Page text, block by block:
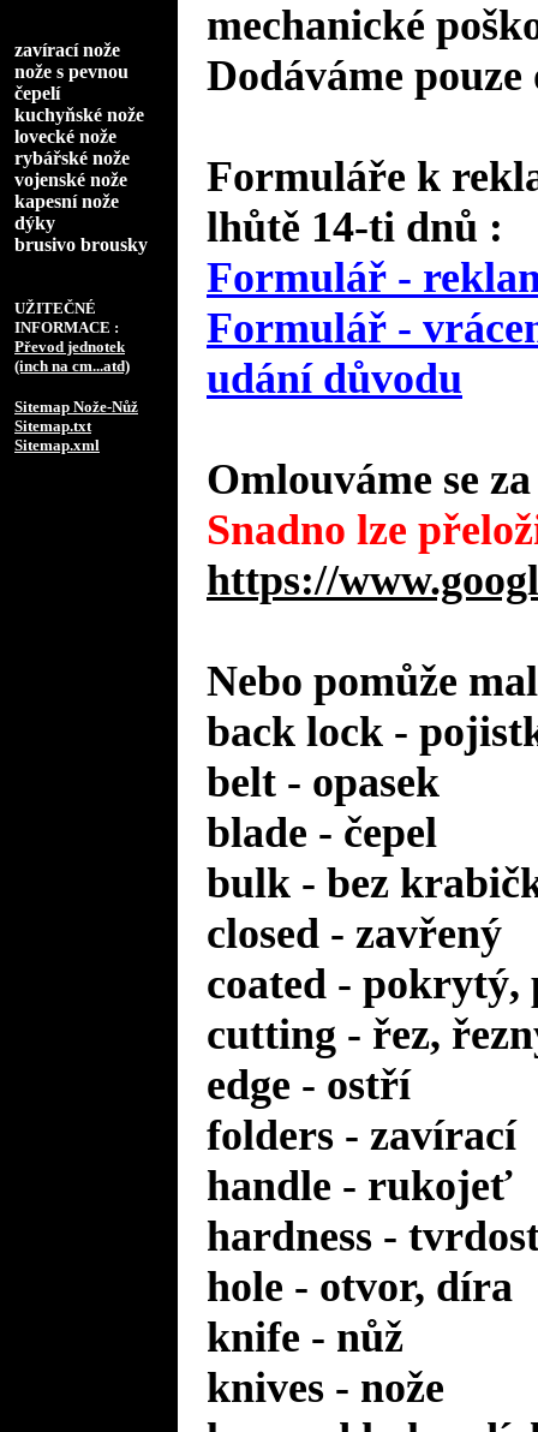
zavírací nože
nože s pevnou
čepelí
kuchyňské nože
lovecké nože
rybářské nože
vojenské nože
kapesní nože
dýky
brusivo brousky
UŽITEČNÉ
INFORMACE :
Převod jednotek
(inch na cm...atd)
Sitemap Nože-Nůž
Sitemap.txt
Sitemap.xml
mechanické
Dodáváme
Formuláře k
lhůtě 14-ti dnů :
Formulář -
Formulář -
udání důvodu
Omlouváme se
Snadno lze
https://
Nebo pomůže
back lock -
belt - opasek
blade - čepel
bulk - bez
closed - zavřený
coated - pokrytý,
cutting - řez,
edge - ostří
folders - zavírací
handle - rukojeť
hardness -
hole - otvor, díra
knife - nůž
knives - nože